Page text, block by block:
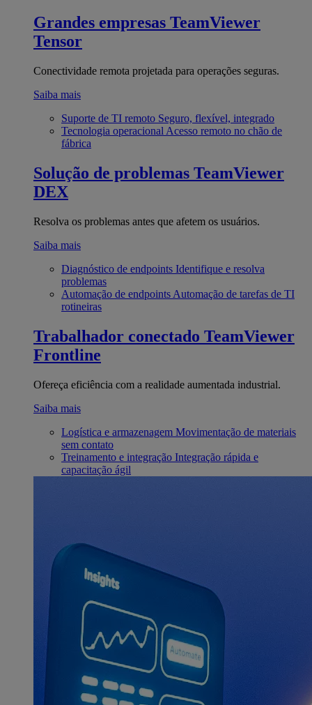
Grandes empresas TeamViewer
Tensor
Conectividade remota projetada para operações seguras.
Saiba mais
Suporte de TI remoto Seguro, flexível, integrado
Tecnologia operacional Acesso remoto no chão de
fábrica
Solução de problemas TeamViewer
DEX
Resolva os problemas antes que afetem os usuários.
Saiba mais
Diagnóstico de endpoints Identifique e resolva
problemas
Automação de endpoints Automação de tarefas de TI
rotineiras
Trabalhador conectado TeamViewer
Frontline
Ofereça eficiência com a realidade aumentada industrial.
Saiba mais
Logística e armazenagem Movimentação de materiais
sem contato
Treinamento e integração Integração rápida e
capacitação ágil